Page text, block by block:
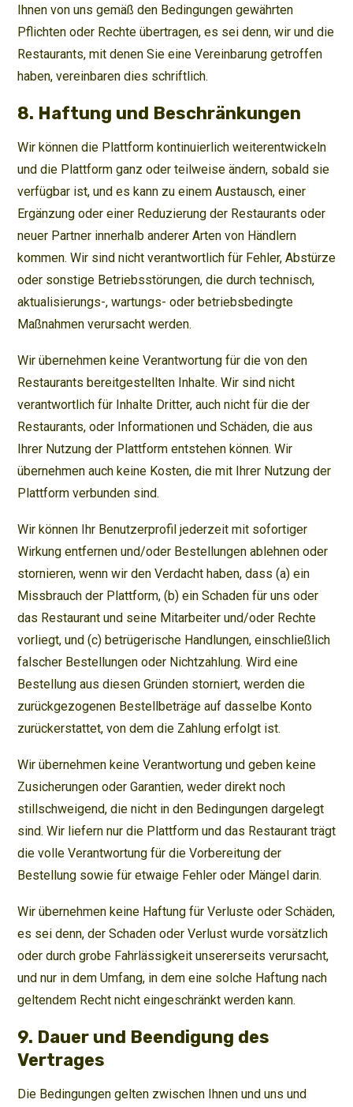
Ihnen von uns gemäß den Bedingungen gewährten
Pflichten oder Rechte übertragen, es sei denn, wir und die
Restaurants, mit denen Sie eine Vereinbarung getroffen
haben, vereinbaren dies schriftlich.
8. Haftung und Beschränkungen
Wir können die Plattform kontinuierlich weiterentwickeln
und die Plattform ganz oder teilweise ändern, sobald sie
verfügbar ist, und es kann zu einem Austausch, einer
Ergänzung oder einer Reduzierung der Restaurants oder
neuer Partner innerhalb anderer Arten von Händlern
kommen. Wir sind nicht verantwortlich für Fehler, Abstürze
oder sonstige Betriebsstörungen, die durch technisch,
aktualisierungs-, wartungs- oder betriebsbedingte
Maßnahmen verursacht werden.
Wir übernehmen keine Verantwortung für die von den
Restaurants bereitgestellten Inhalte. Wir sind nicht
verantwortlich für Inhalte Dritter, auch nicht für die der
Restaurants, oder Informationen und Schäden, die aus
Ihrer Nutzung der Plattform entstehen können. Wir
übernehmen auch keine Kosten, die mit Ihrer Nutzung der
Plattform verbunden sind.
Wir können Ihr Benutzerprofil jederzeit mit sofortiger
Wirkung entfernen und/oder Bestellungen ablehnen oder
stornieren, wenn wir den Verdacht haben, dass (a) ein
Missbrauch der Plattform, (b) ein Schaden für uns oder
das Restaurant und seine Mitarbeiter und/oder Rechte
vorliegt, und (c) betrügerische Handlungen, einschließlich
falscher Bestellungen oder Nichtzahlung. Wird eine
Bestellung aus diesen Gründen storniert, werden die
zurückgezogenen Bestellbeträge auf dasselbe Konto
zurückerstattet, von dem die Zahlung erfolgt ist.
Wir übernehmen keine Verantwortung und geben keine
Zusicherungen oder Garantien, weder direkt noch
stillschweigend, die nicht in den Bedingungen dargelegt
sind. Wir liefern nur die Plattform und das Restaurant trägt
die volle Verantwortung für die Vorbereitung der
Bestellung sowie für etwaige Fehler oder Mängel darin.
Wir übernehmen keine Haftung für Verluste oder Schäden,
es sei denn, der Schaden oder Verlust wurde vorsätzlich
oder durch grobe Fahrlässigkeit unsererseits verursacht,
und nur in dem Umfang, in dem eine solche Haftung nach
geltendem Recht nicht eingeschränkt werden kann.
9. Dauer und Beendigung des
Vertrages
Die Bedingungen gelten zwischen Ihnen und uns und